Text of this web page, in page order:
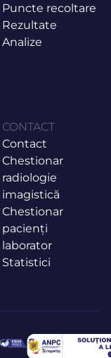
Puncte recoltare
Rezultate
Analize
CONTACT
Contact
Chestionar
radiologie
imagistică
Chestionar
pacienți
laborator
Statistici